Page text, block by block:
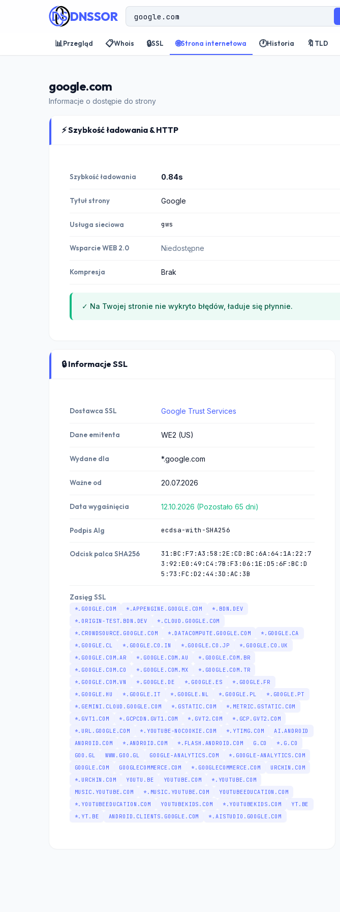
DNSSOR
📊Przegląd 📋Whois 🔒SSL 🌐Strona internetowa 🕐Historia 🔖 TLD
google.com
Informacje o dostępie do strony
⚡ Szybkość ładowania & HTTP
Szybkość ładowania 0.84s
Tytuł strony Google
Usługa sieciowa gws
Wsparcie WEB 2.0 Niedostępne
Kompresja Brak
✓ Na Twojej stronie nie wykryto błędów, ładuje się płynnie.
🔒 Informacje SSL
Dostawca SSL Google Trust Services
Dane emitenta WE2 (US)
Wydane dla *.google.com
Ważne od 20.07.2026
Data wygaśnięcia 12.10.2026 (Pozostało 65 dni)
Podpis Alg ecdsa-with-SHA256
Odcisk palca SHA256
31:BC:F7:A3:58:2E:CD:BC:6A:64:1A:22:7
3:92:E0:49:C4:7B:F3:06:1E:D5:6F:BC:D
5:73:FC:D2:44:3D:AC:3B
Zasięg SSL
*.GOOGLE.COM *.APPENGINE.GOOGLE.COM
*.BDN.DEV
*.ORIGIN-TEST.BDN.DEV
*.CLOUD.GOOGLE.COM
*.CROWDSOURCE.GOOGLE.COM
*.DATACOMPUTE.GOOGLE.COM
*.GOOGLE.CA
*.GOOGLE.CL
*.GOOGLE.CO.IN *.GOOGLE.CO.JP
*.GOOGLE.CO.UK
*.GOOGLE.COM.AR
*.GOOGLE.COM.AU
*.GOOGLE.COM.BR
*.GOOGLE.COM.CO
*.GOOGLE.COM.MX
*.GOOGLE.COM.TR
*.GOOGLE.COM.VN
*.GOOGLE.DE *.GOOGLE.ES
*.GOOGLE.FR
*.GOOGLE.HU
*.GOOGLE.IT *.GOOGLE.NL *.GOOGLE.PL
*.GOOGLE.PT
*.GEMINI.CLOUD.GOOGLE.COM
*.GSTATIC.COM
*.METRIC.GSTATIC.COM
*.GVT1.COM
*.GCPCDN.GVT1.COM *.GVT2.COM
*.GCP.GVT2.COM
*.URL.GOOGLE.COM
*.YOUTUBE-NOCOOKIE.COM *.YTIMG.COM
AI.ANDROID
ANDROID.COM
*.ANDROID.COM *.FLASH.ANDROID.COM G.CO
*.G.CO
GOO.GL
WWW.GOO.GL GOOGLE-ANALYTICS.COM
*.GOOGLE-ANALYTICS.COM
GOOGLE.COM
GOOGLECOMMERCE.COM *.GOOGLECOMMERCE.COM
URCHIN.COM
*.URCHIN.COM
YOUTU.BE YOUTUBE.COM
*.YOUTUBE.COM
MUSIC.YOUTUBE.COM
*.MUSIC.YOUTUBE.COM
YOUTUBEEDUCATION.COM
*.YOUTUBEEDUCATION.COM
YOUTUBEKIDS.COM *.YOUTUBEKIDS.COM
YT.BE
*.YT.BE
ANDROID.CLIENTS.GOOGLE.COM *.AISTUDIO.GOOGLE.COM